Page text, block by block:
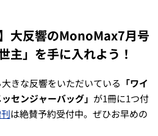
大反響のMonoMax7月号
主」を手に入れよう！
きな反響をいただいている 「ワイ
センジャーバッグ」 が1冊に1つ付
は絶賛予約受付中。ぜひお早めの